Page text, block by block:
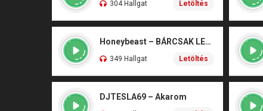
304 Hallgat Letöltés
Honeybeast – BÁRCSAK LENNÉK
349 Hallgat Letöltés
DJTESLA69 – Akarom